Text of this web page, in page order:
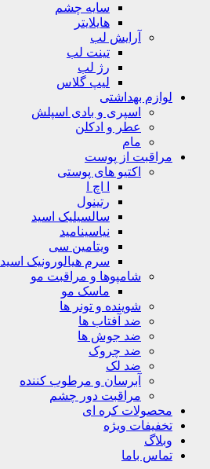
سایه چشم
هایلایتر
آرایش لب
تینت لب
رژ لب
لیپ گلاس
لوازم بهداشتی
اسپری و بادی اسپلش
عطر و ادکلن
مام
مراقبت از پوست
اکتیو های پوستی
ا اچ ا
رتینول
سالسیلیک اسید
نیاسینامید
ویتامین سی
سرم هیالورونیک اسید
شامپوها و مراقبت مو
ماسک مو
شوینده و تونر ها
ضد آفتاب ها
ضد جوش ها
ضد چروک
ضد لک
آبرسان و مرطوب کننده
مراقبت دور چشم
محصولات کره ای
تخفیفات ویژه
وبلاگ
تماس باما